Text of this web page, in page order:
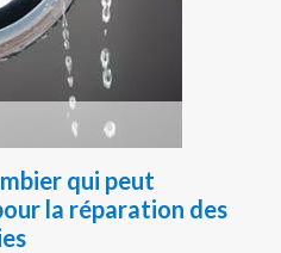
qui peut
la réparation des